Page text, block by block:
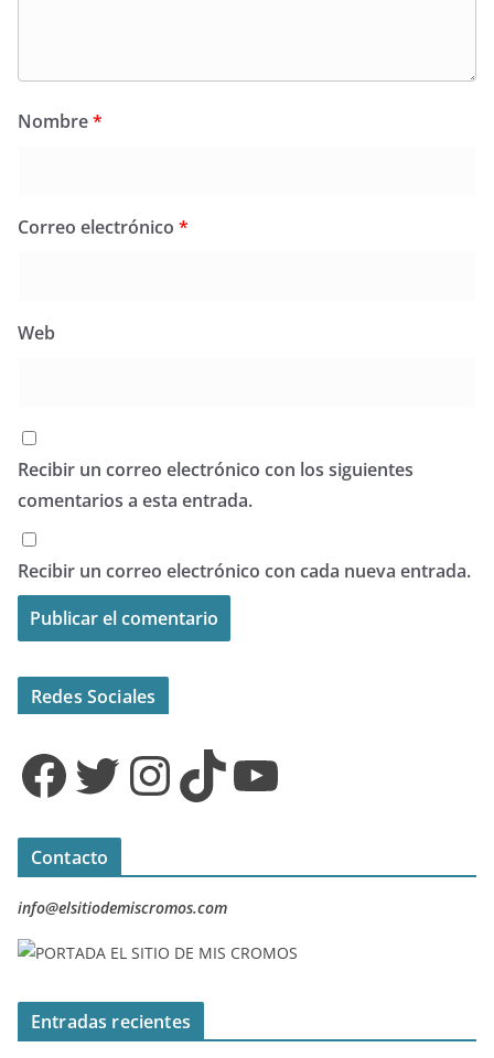
Nombre*
Correo electrónico *
Web
Recibir un correo electrónico con los siguientes
comentarios a esta entrada.
Recibir un correo electrónico con cada nueva entrada.
Redes Sociales
Facebook Twitter InstagramTikTok YouTube
Contacto
info@elsitiodemiscromos.com
Entradas recientes